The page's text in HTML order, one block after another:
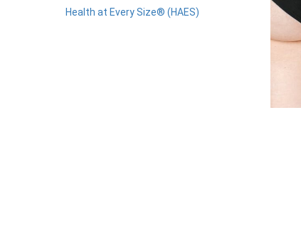
Health at Every Size® (HAES)